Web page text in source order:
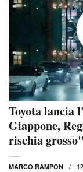
Toyota lancia
Giappone,
rischia grosso"
MARCO RAMPON